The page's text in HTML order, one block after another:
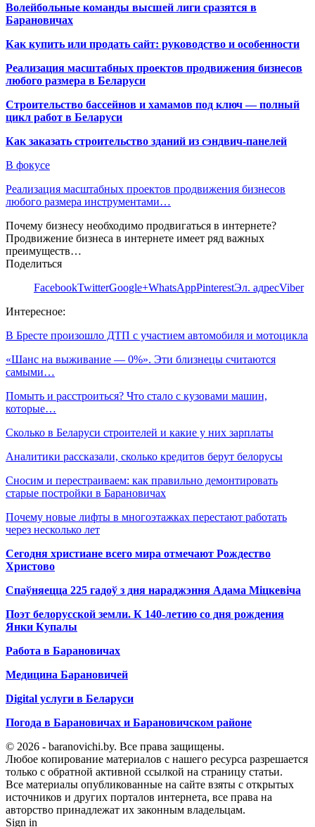
Волейбольные команды высшей лиги сразятся в
Барановичах
Как купить или продать сайт: руководство и особенности
Реализация масштабных проектов продвижения бизнесов
любого размера в Беларуси
Строительство бассейнов и хамамов под ключ — полный
цикл работ в Беларуси
Как заказать строительство зданий из сэндвич-панелей
В фокусе
Реализация масштабных проектов продвижения бизнесов
любого размера инструментами…
Почему бизнесу необходимо продвигаться в интернете?
Продвижение бизнеса в интернете имеет ряд важных
преимуществ…
Поделиться
FacebookTwitterGoogle+WhatsAppPinterestЭл. адресViber
Интересное:
В Бресте произошло ДТП с участием автомобиля и мотоцикла
«Шанс на выживание — 0%». Эти близнецы считаются
самыми…
Помыть и расстроиться? Что стало с кузовами машин,
которые…
Сколько в Беларуси строителей и какие у них зарплаты
Аналитики рассказали, сколько кредитов берут белорусы
Сносим и перестраиваем: как правильно демонтировать
старые постройки в Барановичах
Почему новые лифты в многоэтажках перестают работать
через несколько лет
Сегодня христиане всего мира отмечают Рождество
Христово
Спаўняецца 225 гадоў з дня нараджэння Адама Міцкевіча
Поэт белорусской земли. К 140-летию со дня рождения
Янки Купалы
Работа в Барановичах
Медицина Барановичей
Digital услуги в Беларуси
Погода в Барановичах и Барановичском районе
© 2026 - baranovichi.by. Все права защищены.
Любое копирование материалов с нашего ресурса разрешается
только с обратной активной ссылкой на страницу статьи.
Все материалы опубликованные на сайте взяты с открытых
источников и других порталов интернета, все права на
авторство принадлежат их законным владельцам.
Sign in